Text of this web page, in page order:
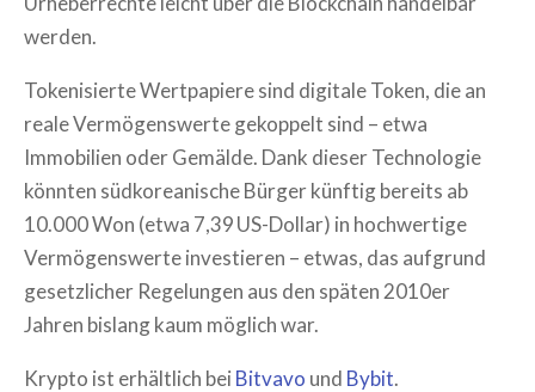
werden.
Tokenisierte Wertpapiere sind digitale Token, die an
reale Vermögenswerte gekoppelt sind – etwa
Immobilien oder Gemälde. Dank dieser Technologie
könnten südkoreanische Bürger künftig bereits ab
10.000 Won (etwa 7,39 US-Dollar) in hochwertige
Vermögenswerte investieren – etwas, das aufgrund
gesetzlicher Regelungen aus den späten 2010er
Jahren bislang kaum möglich war.
Krypto ist erhältlich bei Bitvavo und Bybit.